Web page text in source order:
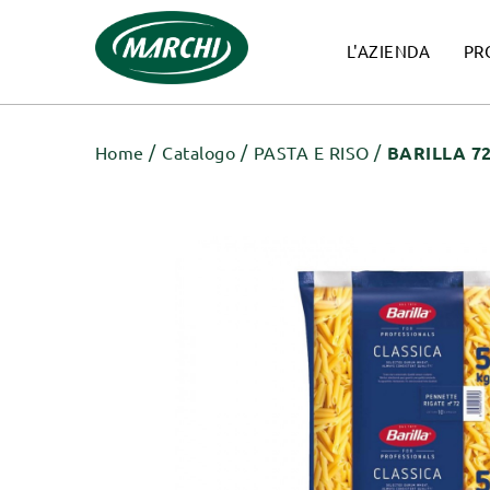
L'AZIENDA
Home Catalogo PASTA E RISO BARILLA